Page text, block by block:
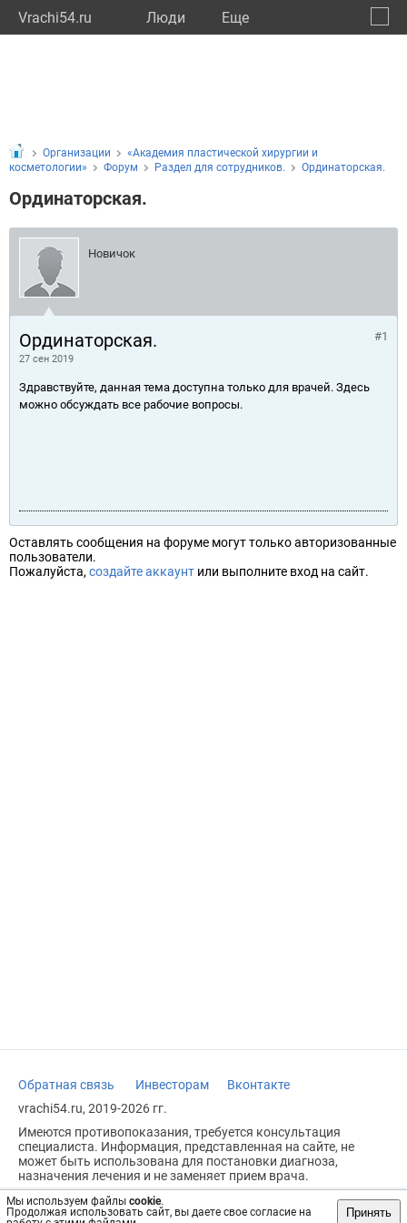
Vrachi54.ru Люди Eще
Мы используем файлы cookie.
Продолжая использовать сайт, вы даете свое согласие на
Принять
Организации
«Академия пластической хирургии и
косметологии»
Форум Раздел для сотрудников. Ординаторская.
Ординаторская.
Новичок
Ординаторская.
27 сен 2019
#1
Здравствуйте, данная тема доступна только для врачей. Здесь
можно обсуждать все рабочие вопросы.
Оставлять сообщения на форуме могут только авторизованные
пользователи.
Пожалуйста, создайте аккаунт или выполните вход на сайт.
Обратная связь Инвесторам
Вконтакте
vrachi54.ru, 2019-2026 гг.
Имеются противопоказания, требуется консультация
специалиста. Информация, представленная на сайте, не
может быть использована для постановки диагноза,
назначения лечения и не заменяет прием врача.
Возрастное ограничение: 18+